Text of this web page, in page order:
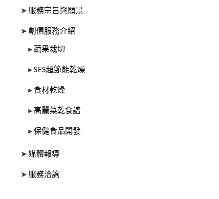
➤ 服務宗旨與願景
➤創價服務介紹
▸ 蔬果裁切
▸SES超節能乾燥
▸ 食材乾燥
▸ 高麗菜乾食譜
▸保健食品開發
➤媒體報導
➤ 服務洽詢